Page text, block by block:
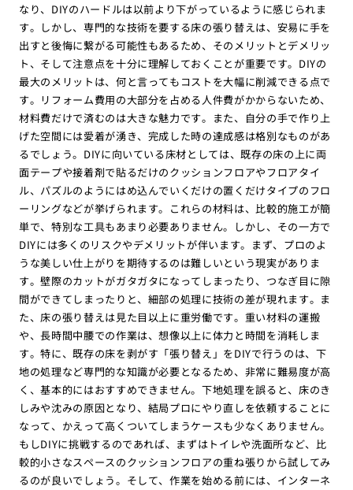
なり、DIYのハードルは以前より下がっているように感じられま
す。しかし、専門的な技術を要する床の張り替えは、安易に手を
出すと後悔に繋がる可能性もあるため、そのメリットとデメリッ
ト、そして注意点を十分に理解しておくことが重要です。DIYの
最大のメリットは、何と言ってもコストを大幅に削減できる点で
す。リフォーム費用の大部分を占める人件費がかからないため、
材料費だけで済むのは大きな魅力です。また、自分の手で作り上
げた空間には愛着が湧き、完成した時の達成感は格別なものがあ
るでしょう。DIYに向いている床材としては、既存の床の上に両
面テープや接着剤で貼るだけのクッションフロアやフロアタイ
ル、パズルのようにはめ込んでいくだけの置くだけタイプのフロ
ーリングなどが挙げられます。これらの材料は、比較的施工が簡
単で、特別な工具もあまり必要ありません。しかし、その一方で
DIYには多くのリスクやデメリットが伴います。まず、プロのよ
うな美しい仕上がりを期待するのは難しいという現実がありま
す。壁際のカットがガタガタになってしまったり、つなぎ目に隙
間ができてしまったりと、細部の処理に技術の差が現れます。ま
た、床の張り替えは見た目以上に重労働です。重い材料の運搬
や、長時間中腰での作業は、想像以上に体力と時間を消耗しま
す。特に、既存の床を剥がす「張り替え」をDIYで行うのは、下
地の処理など専門的な知識が必要となるため、非常に難易度が高
く、基本的にはおすすめできません。下地処理を誤ると、床のき
しみや沈みの原因となり、結局プロにやり直しを依頼することに
なって、かえって高くついてしまうケースも少なくありません。
もしDIYに挑戦するのであれば、まずはトイレや洗面所など、比
較的小さなスペースのクッションフロアの重ね張りから試してみ
るのが良いでしょう。そして、作業を始める前には、インターネ